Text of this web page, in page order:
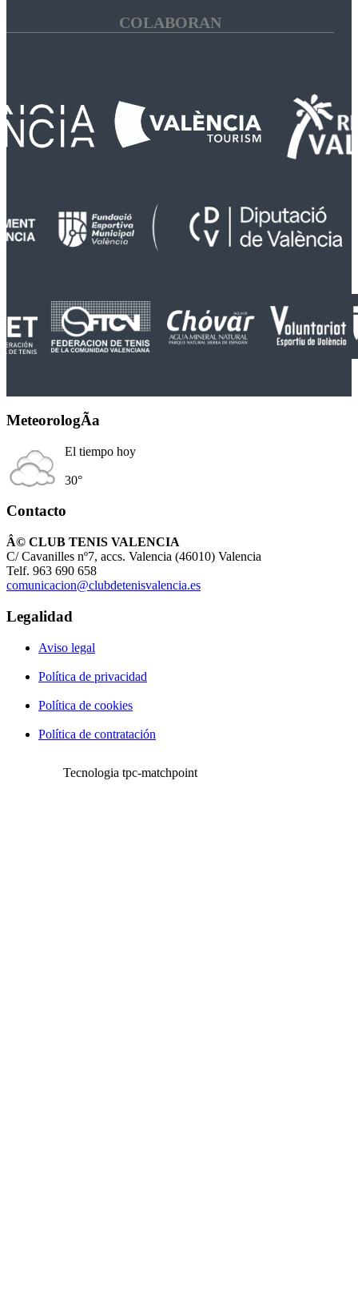
COLABORAN
MeteorologÃ­a
El tiempo hoy
30°
Contacto
Â© CLUB TENIS VALENCIA
C/ Cavanilles nº7, accs. Valencia (46010) Valencia
Telf. 963 690 658
comunicacion@clubdetenisvalencia.es
Legalidad
Aviso legal
Política de privacidad
Política de cookies
Política de contratación
Tecnologia tpc-matchpoint